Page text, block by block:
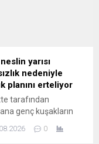
yarısı
nedeniyle
planını erteliyor
tarafından
genç kuşakların
değişimleri ortaya
0